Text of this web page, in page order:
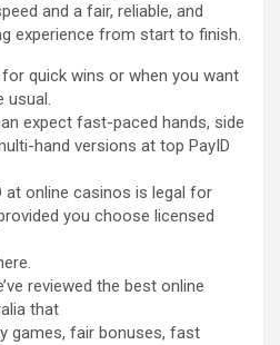
and a fair, reliable, and
experience from start to finish.
quick wins or when you want
usual.
expect fast-paced hands, side
hand versions at top PayID
at online casinos is legal for
you choose licensed
reviewed the best online
that
games, fair bonuses, fast